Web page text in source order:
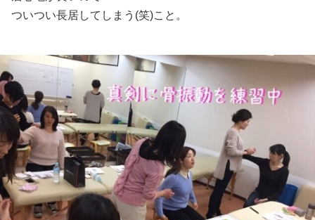
ついつい長居してしまう(笑)こと。